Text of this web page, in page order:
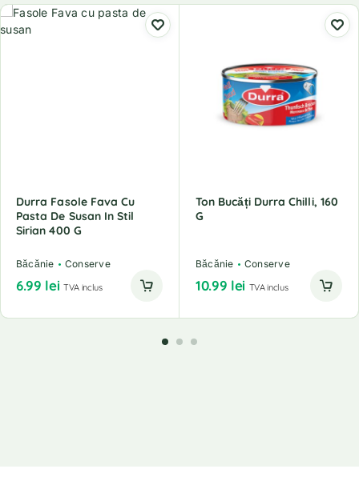
Durra Fasole Fava Cu
Pasta De Susan In Stil
Sirian 400 G
Băcănie Conserve
6.99 lei TVA inclus
Ton Bucăți Durra Chilli, 160
G
Băcănie Conserve
10.99 lei TVA inclus